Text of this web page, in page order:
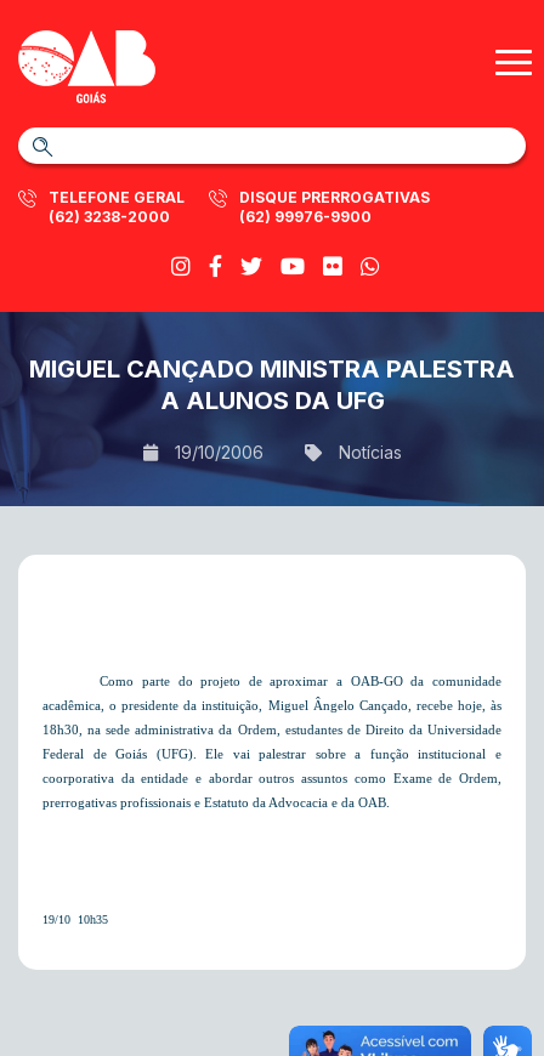
TELEFONE GERAL
(62) 3238-2000
DISQUE PRERROGATIVAS
(62) 99976-9900
MIGUEL CANÇADO MINISTRA PALESTRA
A ALUNOS DA UFG
19/10/2006 Notícias
Como parte do projeto de aproximar a OAB-GO da comunidade
acadêmica, o presidente da instituição, Miguel Ângelo Cançado, recebe hoje, às
18h30, na sede administrativa da Ordem, estudantes de Direito da Universidade
Federal de Goiás (UFG). Ele vai palestrar sobre a função institucional e
coorporativa da entidade e abordar outros assuntos como Exame de Ordem,
prerrogativas profissionais e Estatuto da Advocacia e da OAB.
19/10  10h35